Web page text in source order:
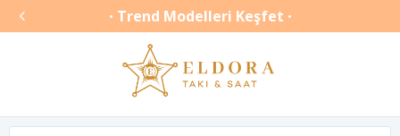
 • Trend Modelleri Keşfet •